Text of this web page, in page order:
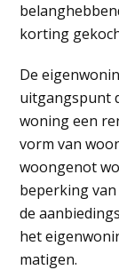
korting
De
uitgangspunt
woning een
vorm van
woongenot
beperking
de
het
matigen.